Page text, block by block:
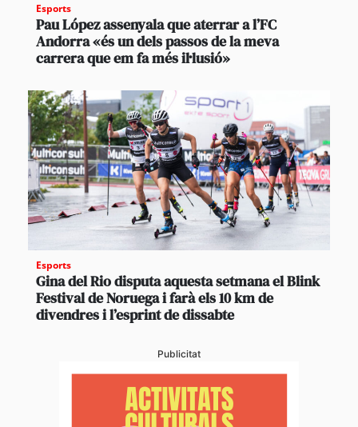
Esports
Pau López assenyala que aterrar a l’FC
Andorra «és un dels passos de la meva
carrera que em fa més il·lusió»
Esports
Gina del Rio disputa aquesta setmana el Blink
Festival de Noruega i farà els 10 km de
divendres i l’esprint de dissabte
Publicitat